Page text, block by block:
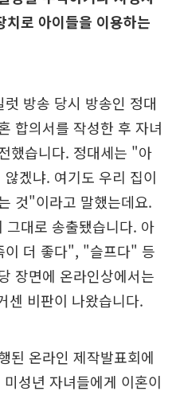
치로 아이들을 이용하는
방송 당시 방송인 정대
합의서를 작성한 후 자녀
했습니다. 정대세는 "아
겠냐. 여기도 우리 집이
것"이라고 말했는데요.
그대로 송출됐습니다. 아
더 좋다", "슬프다" 등
장면에 온라인상에서는
센 비판이 나왔습니다.
된 온라인 제작발표회에
성년 자녀들에게 이혼이